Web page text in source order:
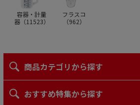
容器・計量
器（11523）
フラスコ
（962）
商品カテゴリから探す
おすすめ特集から探す